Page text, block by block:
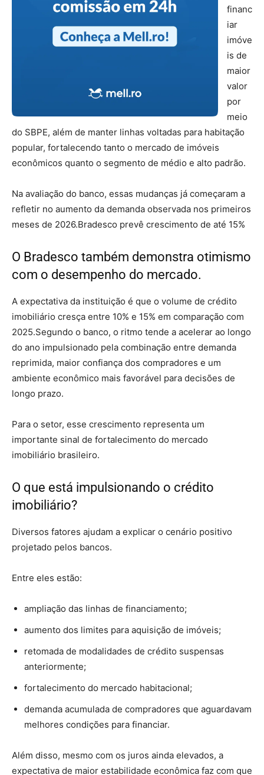
financ
iar
imóve
is de
maior
valor
por
meio
do SBPE, além de manter linhas voltadas para habitação
popular, fortalecendo tanto o mercado de imóveis
econômicos quanto o segmento de médio e alto padrão.
Na avaliação do banco, essas mudanças já começaram a
refletir no aumento da demanda observada nos primeiros
meses de 2026.Bradesco prevê crescimento de até 15%
O Bradesco também demonstra otimismo
com o desempenho do mercado.
A expectativa da instituição é que o volume de crédito
imobiliário cresça entre 10% e 15% em comparação com
2025.Segundo o banco, o ritmo tende a acelerar ao longo
do ano impulsionado pela combinação entre demanda
reprimida, maior confiança dos compradores e um
ambiente econômico mais favorável para decisões de
longo prazo.
Para o setor, esse crescimento representa um
importante sinal de fortalecimento do mercado
imobiliário brasileiro.
O que está impulsionando o crédito
imobiliário?
Diversos fatores ajudam a explicar o cenário positivo
projetado pelos bancos.
Entre eles estão:
ampliação das linhas de financiamento;
aumento dos limites para aquisição de imóveis;
retomada de modalidades de crédito suspensas
anteriormente;
fortalecimento do mercado habitacional;
demanda acumulada de compradores que aguardavam
melhores condições para financiar.
Além disso, mesmo com os juros ainda elevados, a
expectativa de maior estabilidade econômica faz com que